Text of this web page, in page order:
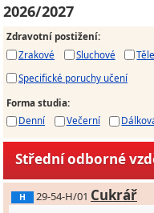
2026/2027
Zdravotní postižení:
Zrakové
Sluchové
Specifické poruchy učení
Forma studia:
Denní
Večerní
Střední odborné
H 29-54-H/01 Cukrář